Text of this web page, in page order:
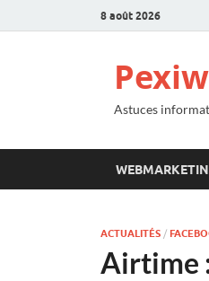
8 août 2026
Astuces
ACTUALITÉS /
Airtime